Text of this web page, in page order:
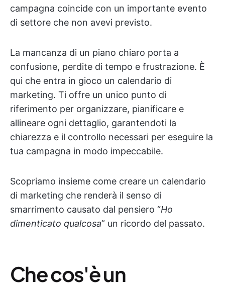
campagna coincide con un importante evento
di settore che non avevi previsto.
La mancanza di un piano chiaro porta a
confusione, perdite di tempo e frustrazione. È
qui che entra in gioco un calendario di
marketing. Ti offre un unico punto di
riferimento per organizzare, pianificare e
allineare ogni dettaglio, garantendoti la
chiarezza e il controllo necessari per eseguire la
tua campagna in modo impeccabile.
Scopriamo insieme come creare un calendario
di marketing che renderà il senso di
smarrimento causato dal pensiero “Ho
dimenticato qualcosa” un ricordo del passato.
Che cos'è un